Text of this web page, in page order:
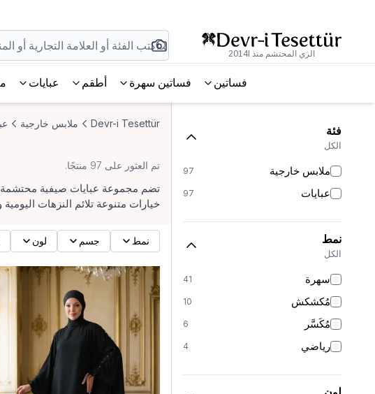
الزي المحتشم منذ 2014l
فساتين فساتين سهرة أطقم عبايات
فئة
الكل
ملابس خارجية 97
عبايات 97
نمط
الكل
سهرة 41
مُكشكش 10
مُكَسَّر 6
رياضي 4
Devr-i Tesettür ملابس خارجية
تم العثور على 97 منتجًا.
تضم مجموعة عبايات صيفية محتشمة
خيارات متنوعة تلائم النزهات
نمط جسم لون